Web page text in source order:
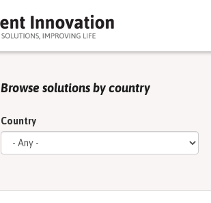
Browse solutions by country
Country